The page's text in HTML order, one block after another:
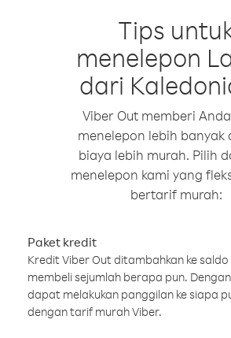
Tips
menelepon
dari
Viber Out memberi
menelepon lebih banyak
biaya lebih murah. Pilih
menelepon kami yang
bertarif murah:
Paket kredit
Kredit Viber Out ditambahkan ke saldo
membeli sejumlah berapa pun.
dapat melakukan panggilan ke siapa
dengan tarif murah Viber.